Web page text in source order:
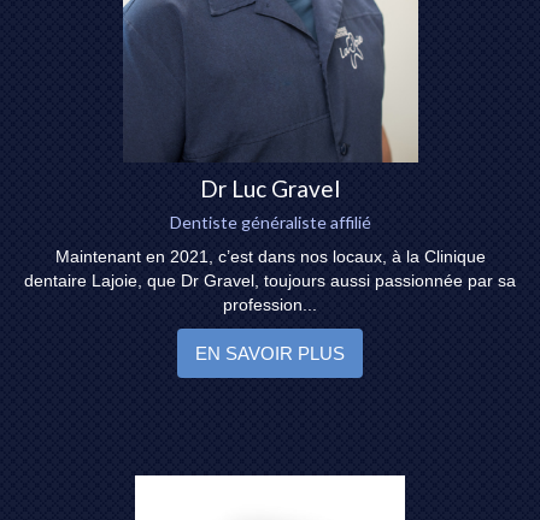
Dr Luc Gravel
Dentiste généraliste affilié
Maintenant en 2021, c’est dans nos locaux, à la Clinique
dentaire Lajoie, que Dr Gravel, toujours aussi passionnée par sa
profession...
EN SAVOIR PLUS